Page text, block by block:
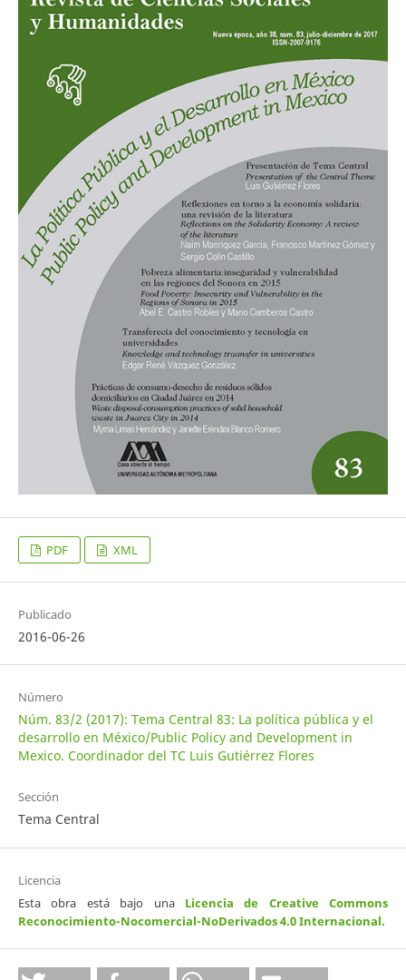
PDF XML
Publicado
2016-06-26
Número
Núm. 83/2 (2017): Tema Central 83: La política pública y el
desarrollo en México/Public Policy and Development in
Mexico. Coordinador del TC Luis Gutiérrez Flores
Sección
Tema Central
Licencia
Esta obra está bajo una Licencia de Creative Commons
Reconocimiento-Nocomercial-NoDerivados 4.0 Internacional.